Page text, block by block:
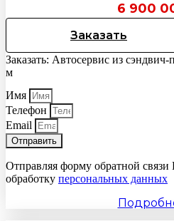
6 900
Заказать
Заказать: Автосервис из
м
Имя
Телефон
Email
Отправить
Отправляя форму обратной связи
обработку персональных данных